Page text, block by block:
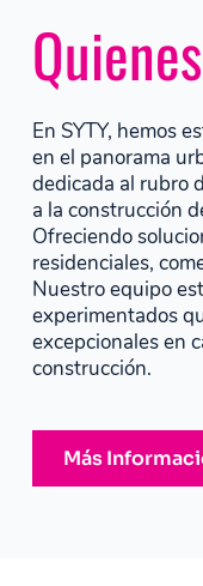
En SYTY, hemos
en el panorama
dedicada al rubro
a la construcción
Ofreciendo
residenciales,
Nuestro equipo
experimentados
excepcionales en
construcción.
Más